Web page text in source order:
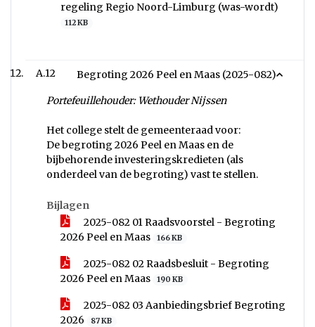
regeling Regio Noord-Limburg (was-wordt)
112 KB
A.12 Begroting 2026 Peel en Maas (2025-082)
Portefeuillehouder: Wethouder Nijssen
Het college stelt de gemeenteraad voor:
De begroting 2026 Peel en Maas en de
bijbehorende investeringskredieten (als
onderdeel van de begroting) vast te stellen.
Bijlagen
2025-082 01 Raadsvoorstel - Begroting
2026 Peel en Maas
166 KB
2025-082 02 Raadsbesluit - Begroting
2026 Peel en Maas
190 KB
2025-082 03 Aanbiedingsbrief Begroting
2026
87 KB